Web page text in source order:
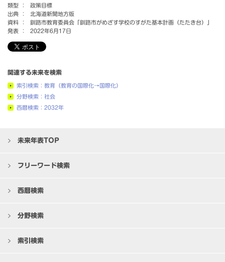
類型 ：
政策目標
出典 ：
北海道新聞地方版
資料 ：
釧路市教育委員会「釧路市がめざす学校のすがた基本計画（たたき台）」
発表 ：
2022年6月17日
関連する未来を検索
索引検索：教育（教育の国際化→国際化）
分野検索：社会
西暦検索：2032年
未来年表TOP
フリーワード検索
西暦検索
分野検索
索引検索